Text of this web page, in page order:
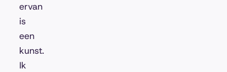
ervan
is
een
kunst.
Ik